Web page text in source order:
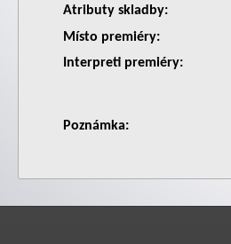
Atributy skladby:
Místo premiéry:
Interpreti premiéry:
Poznámka: